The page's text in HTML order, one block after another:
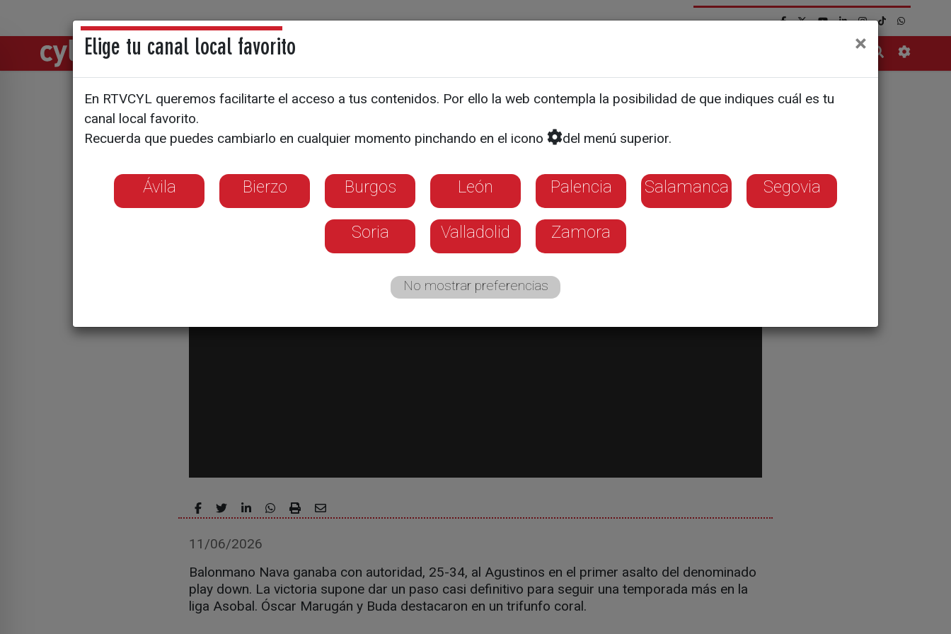
Directos Noticias
Nueve goles de renta para seguir en Asobal
11/06/2026
Balonmano Nava ganaba con autoridad, 25-34, al Agustinos en el primer asalto del denominado
play down. La victoria supone dar un paso casi definitivo para seguir una temporada más en la
liga Asobal. Óscar Marugán y Buda destacaron en un trifunfo coral.
Elige tu canal local favorito ×
En RTVCYL queremos facilitarte el acceso a tus contenidos. Por ello la web contempla la posibilidad de que indiques cuál es tu
canal local favorito.
Recuerda que puedes cambiarlo en cualquier momento pinchando en el icono
del menú superior.
Ávila Bierzo Burgos León Palencia Salamanca Segovia
Soria Valladolid Zamora
No mostrar preferencias